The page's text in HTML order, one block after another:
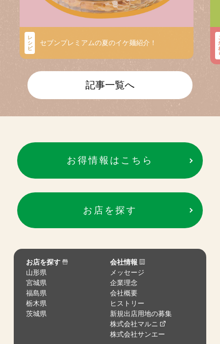
レ
シ
ピ
セブンプレミアムの夏のイケ麺紹介！
記事一覧へ
お得情報はこちら
お店を探す
お店を探す
山形県
宮城県
福島県
栃木県
茨城県
会社情報
メッセージ
企業理念
会社概要
ヒストリー
新規出店用地の募集
株式会社マルニ
株式会社サンエー